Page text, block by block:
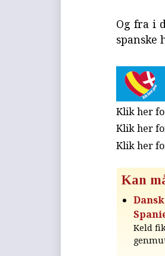
Og fra i
spanske
Klik her
Klik her
Klik her
Kan
Keld